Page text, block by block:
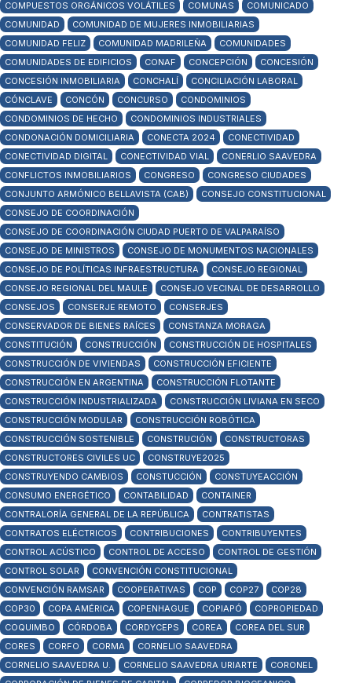
COMPUESTOS ORGÁNICOS VOLÁTILES
COMUNAS
COMUNICADO
COMUNIDAD
COMUNIDAD DE MUJERES INMOBILIARIAS
COMUNIDAD FELIZ
COMUNIDAD MADRILEÑA
COMUNIDADES
COMUNIDADES DE EDIFICIOS
CONAF CONCEPCIÓN
CONCESIÓN
CONCESIÓN INMOBILIARIA
CONCHALÍ
CONCILIACIÓN LABORAL
CÓNCLAVE
CONCÓN CONCURSO
CONDOMINIOS
CONDOMINIOS DE HECHO
CONDOMINIOS INDUSTRIALES
CONDONACIÓN DOMICILIARIA
CONECTA 2024
CONECTIVIDAD
CONECTIVIDAD DIGITAL
CONECTIVIDAD VIAL
CONERLIO SAAVEDRA
CONFLICTOS INMOBILIARIOS
CONGRESO
CONGRESO CIUDADES
CONJUNTO ARMÓNICO BELLAVISTA (CAB)
CONSEJO CONSTITUCIONAL
CONSEJO DE COORDINACIÓN
CONSEJO DE COORDINACIÓN CIUDAD PUERTO DE VALPARAÍSO
CONSEJO DE MINISTROS
CONSEJO DE MONUMENTOS NACIONALES
CONSEJO DE POLÍTICAS INFRAESTRUCTURA
CONSEJO REGIONAL
CONSEJO REGIONAL DEL MAULE
CONSEJO VECINAL DE DESARROLLO
CONSEJOS
CONSERJE REMOTO
CONSERJES
CONSERVADOR DE BIENES RAÍCES
CONSTANZA MORAGA
CONSTITUCIÓN
CONSTRUCCIÓN
CONSTRUCCIÓN DE HOSPITALES
CONSTRUCCIÓN DE VIVIENDAS
CONSTRUCCIÓN EFICIENTE
CONSTRUCCIÓN EN ARGENTINA
CONSTRUCCIÓN FLOTANTE
CONSTRUCCIÓN INDUSTRIALIZADA
CONSTRUCCIÓN LIVIANA EN SECO
CONSTRUCCIÓN MODULAR
CONSTRUCCIÓN ROBÓTICA
CONSTRUCCIÓN SOSTENIBLE
CONSTRUCIÓN
CONSTRUCTORAS
CONSTRUCTORES CIVILES UC
CONSTRUYE2025
CONSTRUYENDO CAMBIOS
CONSTUCCIÓN
CONSTUYEACCIÓN
CONSUMO ENERGÉTICO
CONTABILIDAD
CONTAINER
CONTRALORÍA GENERAL DE LA REPÚBLICA
CONTRATISTAS
CONTRATOS ELÉCTRICOS
CONTRIBUCIONES
CONTRIBUYENTES
CONTROL ACÚSTICO
CONTROL DE ACCESO
CONTROL DE GESTIÓN
CONTROL SOLAR
CONVENCIÓN CONSTITUCIONAL
CONVENCIÓN RAMSAR
COOPERATIVAS COP COP27
COP28
COP30
COPA AMÉRICA COPENHAGUE COPIAPÓ
COPROPIEDAD
COQUIMBO
CÓRDOBA CORDYCEPS COREA
COREA DEL SUR
CORES
CORFO CORMA
CORNELIO SAAVEDRA
CORNELIO SAAVEDRA U.
CORNELIO SAAVEDRA URIARTE
CORONEL